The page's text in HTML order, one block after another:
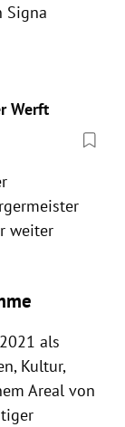
Signa
Werft
weiter
als
Kultur,
Areal von